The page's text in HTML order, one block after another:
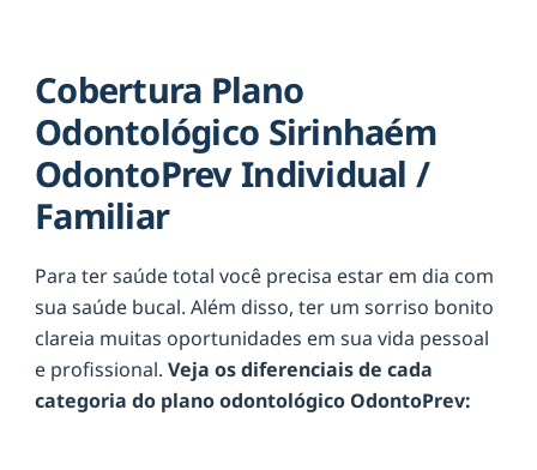
Cobertura Plano
Odontológico Sirinhaém
OdontoPrev Individual /
Familiar
Para ter saúde total você precisa estar em dia com
sua saúde bucal. Além disso, ter um sorriso bonito
clareia muitas oportunidades em sua vida pessoal
e profissional. Veja os diferenciais de cada
categoria do plano odontológico OdontoPrev: